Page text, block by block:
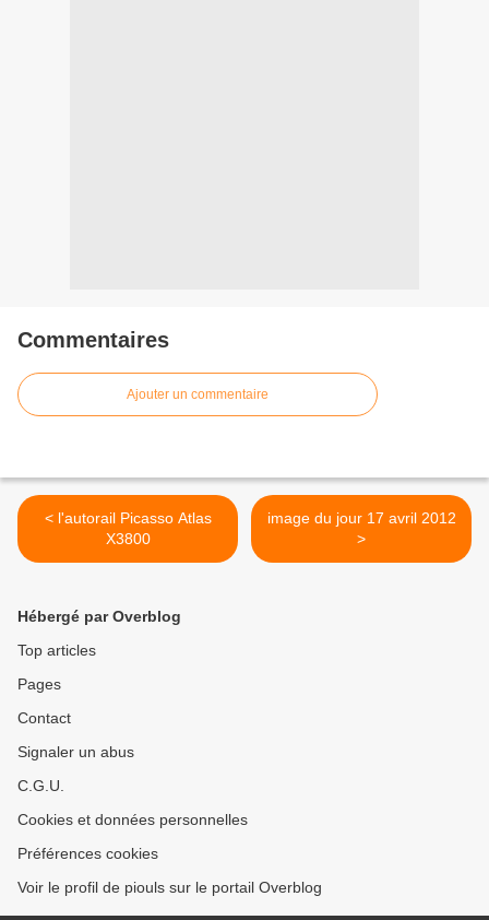
Commentaires
Ajouter un commentaire
< l'autorail Picasso Atlas
X3800
image du jour 17 avril 2012
>
Hébergé par Overblog
Top articles
Pages
Contact
Signaler un abus
C.G.U.
Cookies et données personnelles
Préférences cookies
Voir le profil de piouls sur le portail Overblog